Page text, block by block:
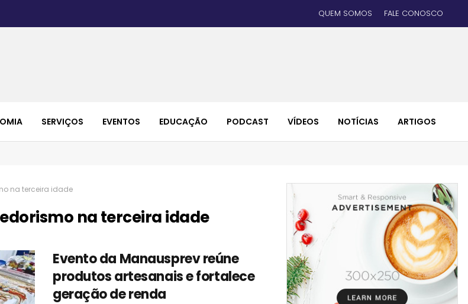
QUEM SOMOS FALE CONOSCO
SERVIÇOS EVENTOS EDUCAÇÃO PODCAST VÍDEOS NOTÍCIAS ARTIGOS
na terceira idade
na terceira idade
Evento da Manausprev reúne
produtos artesanais e fortalece
geração de renda